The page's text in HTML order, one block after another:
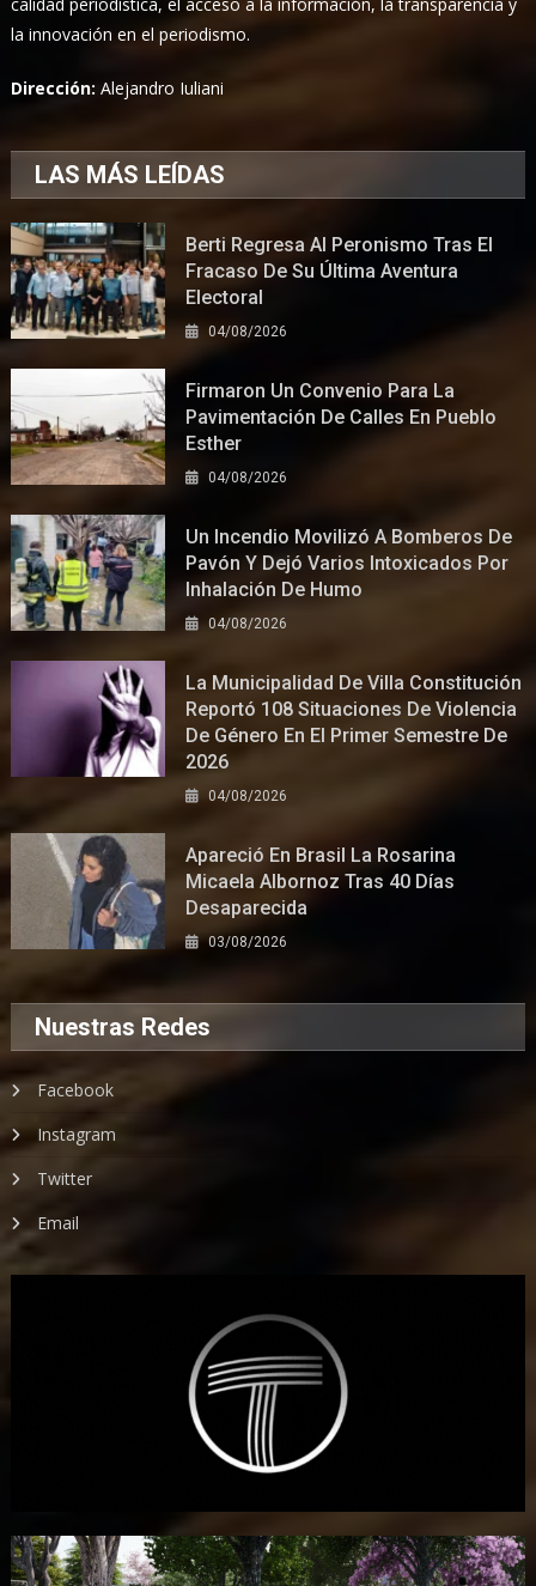
la innovación en el periodismo.
Dirección:Alejandro Iuliani
LAS MÁS LEÍDAS
Berti Regresa Al Peronismo Tras El
Fracaso De Su Última Aventura
Electoral
04/08/2026
Firmaron Un Convenio Para La
Pavimentación De Calles En Pueblo
Esther
04/08/2026
Un Incendio Movilizó A Bomberos De
Pavón Y Dejó Varios Intoxicados Por
Inhalación De Humo
04/08/2026
La Municipalidad De Villa Constitución
Reportó 108 Situaciones De Violencia
De Género En El Primer Semestre De
2026
04/08/2026
Apareció En Brasil La Rosarina
Micaela Albornoz Tras 40 Días
Desaparecida
03/08/2026
Nuestras Redes
Facebook
Instagram
Twitter
Email